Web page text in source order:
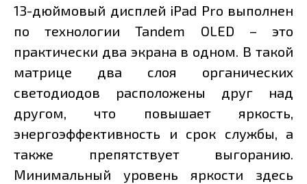
13-дюймовый дисплей iPad Pro выполнен
по технологии Tandem OLED – это
практически два экрана в одном. В такой
матрице два слоя органических
светодиодов расположены друг над
другом, что повышает яркость,
энергоэффективность и срок службы, а
также препятствует выгоранию.
Минимальный уровень яркости здесь